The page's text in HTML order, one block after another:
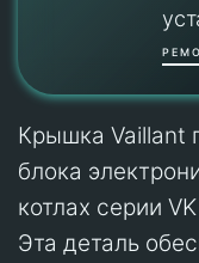
Крышка Vaillant
блока
котлах серии
Эта деталь